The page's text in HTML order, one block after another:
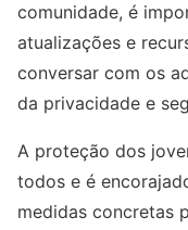
comunidade, é
atualizações e
conversar com os
da privacidade e
A proteção dos
todos e é
medidas concretas